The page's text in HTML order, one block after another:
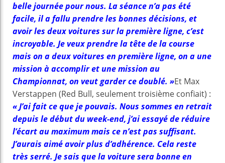
belle journée pour nous. La séance n’a pas été
facile, il a fallu prendre les bonnes décisions, et
avoir les deux voitures sur la première ligne, c’est
incroyable. Je veux prendre la tête de la course
mais on a deux voitures en première ligne, on a une
mission à accomplir et une mission au
Championnat, on veut garder ce doublé. »Et Max
Verstappen (Red Bull, seulement troisième confiait) :
« J’ai fait ce que je pouvais. Nous sommes en retrait
depuis le début du week-end, j’ai essayé de réduire
l’écart au maximum mais ce n’est pas suffisant.
J’aurais aimé avoir plus d’adhérence. Cela reste
très serré. Je sais que la voiture sera bonne en